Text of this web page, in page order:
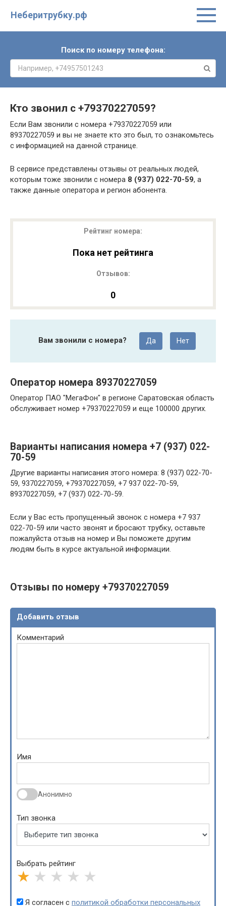
Неберитрубку.рф
Поиск по номеру телефона:
Кто звонил с +79370227059?
Если Вам звонили с номера +79370227059 или
89370227059 и вы не знаете кто это был, то ознакомьтесь
с информацией на данной странице.
В сервисе представлены отзывы от реальных людей,
которым тоже звонили с номера 8 (937) 022-70-59, а
также данные оператора и регион абонента.
Рейтинг номера:
Пока нет рейтинга
Отзывов:
0
Вам звонили с номера? Да Нет
Оператор номера 89370227059
Оператор ПАО "МегаФон" в регионе Саратовская область
обслуживает номер +79370227059 и еще 100000 других.
Варианты написания номера +7 (937) 022-
70-59
Другие варианты написания этого номера: 8 (937) 022-70-
59, 9370227059, +79370227059, +7 937 022-70-59,
89370227059, +7 (937) 022-70-59.
Если у Вас есть пропущенный звонок с номера +7 937
022-70-59 или часто звонят и бросают трубку, оставьте
пожалуйста отзыв на номер и Вы поможете другим
людям быть в курсе актуальной информации.
Отзывы по номеру +79370227059
Добавить отзыв
Комментарий
Имя
Анонимно
Тип звонка
Выбрать рейтинг
★ ★ ★ ★ ★
Я согласен с политикой обработки персональных